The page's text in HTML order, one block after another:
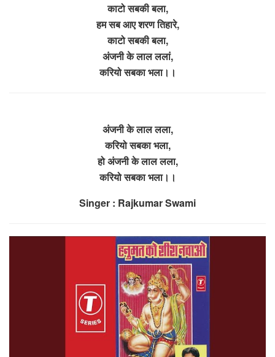
काटो सबकी बला,
हम सब आए शरण तिहारे,
काटो सबकी बला,
अंजनी के लाल ललां,
करियो सबका भला।।
अंजनी के लाल लला,
करियो सबका भला,
हो अंजनी के लाल लला,
करियो सबका भला।।
Singer : Rajkumar Swami